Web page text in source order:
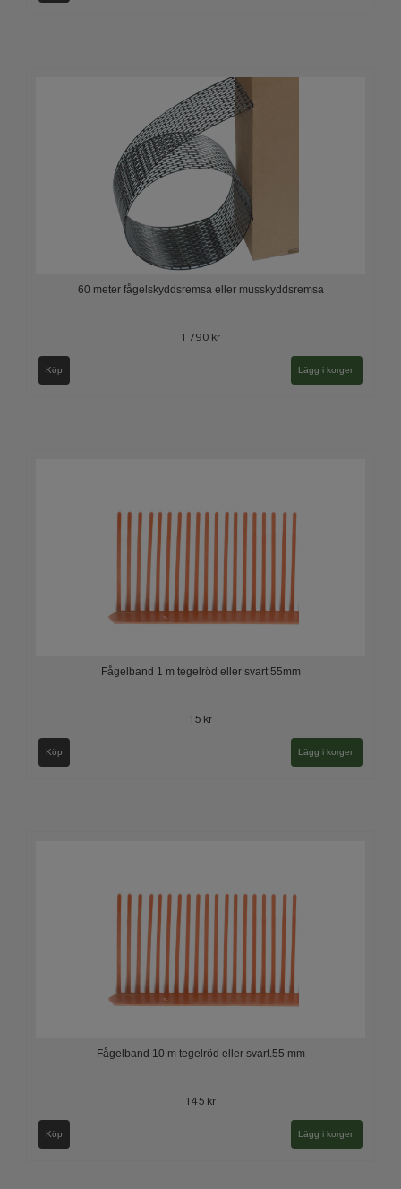
60 meter fågelskyddsremsa eller musskyddsremsa
1 790 kr
Köp Lägg i korgen
Fågelband 1 m tegelröd eller svart 55mm
15 kr
Köp Lägg i korgen
Fågelband 10 m tegelröd eller svart.55 mm
145 kr
Köp Lägg i korgen